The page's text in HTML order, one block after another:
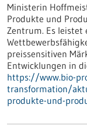
Ministerin
Produkte und
Zentrum. Es leistet
preissensitiven
Entwicklungen in
https://www.bio-
transformation/
produkte-und-